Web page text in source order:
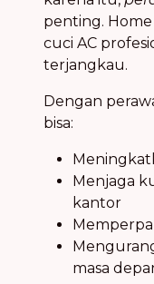
penting.
cuci AC
terjangkau.
Dengan
bisa:
Menjaga
kantor
masa